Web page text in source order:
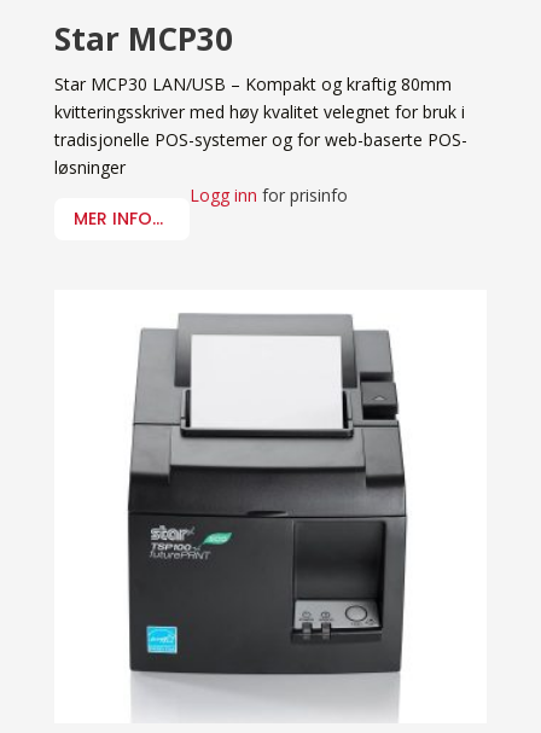
Star MCP30
Star MCP30 LAN/USB – Kompakt og kraftig 80mm
kvitteringsskriver med høy kvalitet velegnet for bruk i
tradisjonelle POS-systemer og for web-baserte POS-
løsninger
MER INFO...
Logg inn for prisinfo